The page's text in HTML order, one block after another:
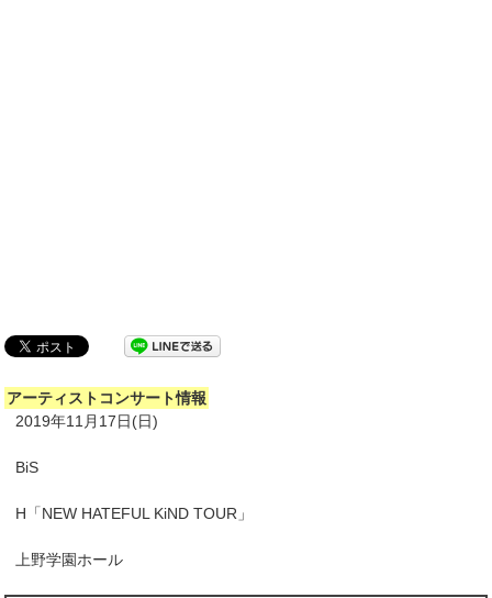
アーティストコンサート情報
2019年11月17日(日)
BiS
H「NEW HATEFUL KiND TOUR」
上野学園ホール